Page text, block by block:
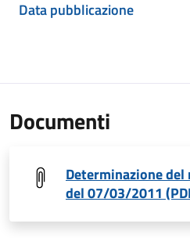
Data pubblicazione
Documenti
Determinazione
del 07/03/2011